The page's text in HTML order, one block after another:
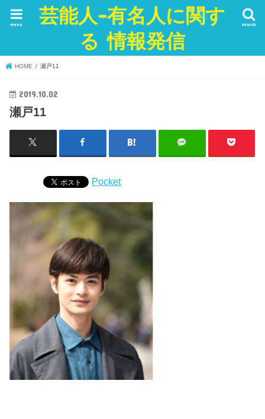
芸能人-有名人に関す
る 情報発信
search
menu
HOME 瀬戸11
2019.10.02
瀬戸11
Pocket